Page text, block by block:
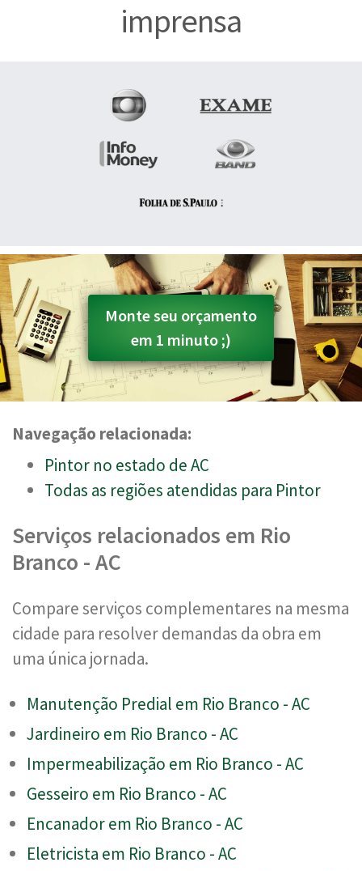
imprensa
Monte seu orçamento
em 1 minuto ;)
Navegação relacionada:
Pintor no estado de AC
Todas as regiões atendidas para Pintor
Serviços relacionados em Rio
Branco - AC
Compare serviços complementares na mesma
cidade para resolver demandas da obra em
uma única jornada.
Manutenção Predial em Rio Branco - AC
Jardineiro em Rio Branco - AC
Impermeabilização em Rio Branco - AC
Gesseiro em Rio Branco - AC
Encanador em Rio Branco - AC
Eletricista em Rio Branco - AC